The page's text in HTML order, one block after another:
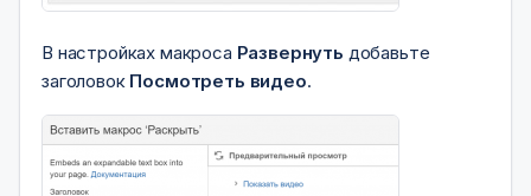
В настройках макроса Развернуть добавьте
заголовок Посмотреть видео.